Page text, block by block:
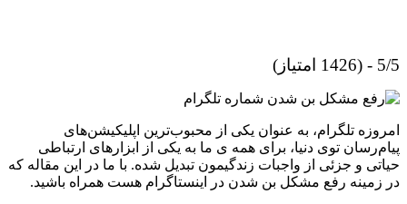
5/5 - (1426 امتیاز)
امروزه تلگرام، به عنوان یکی از محبوب‌ترین اپلیکیشن‌های
پیام‌رسان توی دنیا، برای همه ی ما به یکی از ابزارهای ارتباطی
حیاتی و جزئی از واجبات زندگیمون تبدیل شده. با ما در این مقاله که
در زمینه رفع مشکل بن شدن در اینستاگرام هست همراه باشید.